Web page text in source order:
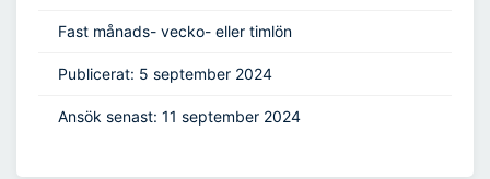
Fast månads- vecko- eller timlön
Publicerat: 5 september 2024
Ansök senast: 11 september 2024